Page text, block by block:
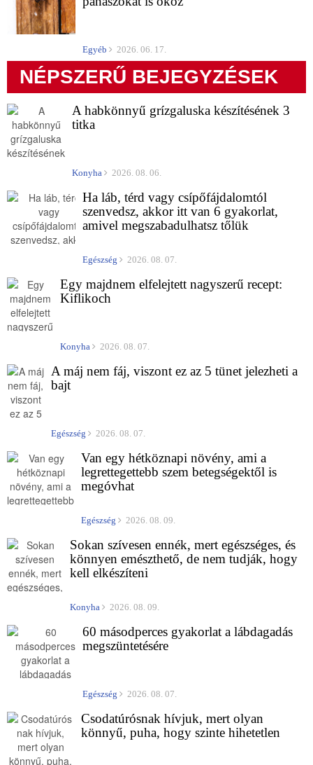
Egyéb 2026. 06. 17.
NÉPSZERŰ BEJEGYZÉSEK
A habkönnyű grízgaluska készítésének 3
titka
Konyha 2026. 08. 06.
Ha láb, térd vagy csípőfájdalomtól
szenvedsz, akkor itt van 6 gyakorlat,
amivel megszabadulhatsz tőlük
Egészség 2026. 08. 07.
Egy majdnem elfelejtett nagyszerű recept:
Kiflikoch
Konyha 2026. 08. 07.
A máj nem fáj, viszont ez az 5 tünet jelezheti a
bajt
Egészség 2026. 08. 07.
Van egy hétköznapi növény, ami a
legrettegettebb szem betegségektől is
megóvhat
Egészség 2026. 08. 09.
Sokan szívesen ennék, mert egészséges, és
könnyen emészthető, de nem tudják, hogy
kell elkészíteni
Konyha 2026. 08. 09.
60 másodperces gyakorlat a lábdagadás
megszüntetésére
Egészség 2026. 08. 07.
Csodatúrósnak hívjuk, mert olyan
könnyű, puha, hogy szinte hihetetlen